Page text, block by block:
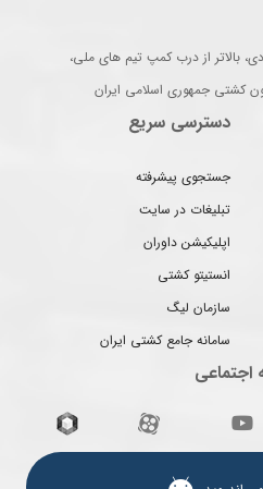
بالاتر از درب کمپ تیم های ملی،
کشتی جمهوری اسلامی ایران
دسترسی سریع
جستجوی پیشرفته
تبلیغات در سایت
اپلیکیشن داوران
انستیتو کشتی
سازمان لیگ
سامانه جامع کشتی ایران
اجتماعی